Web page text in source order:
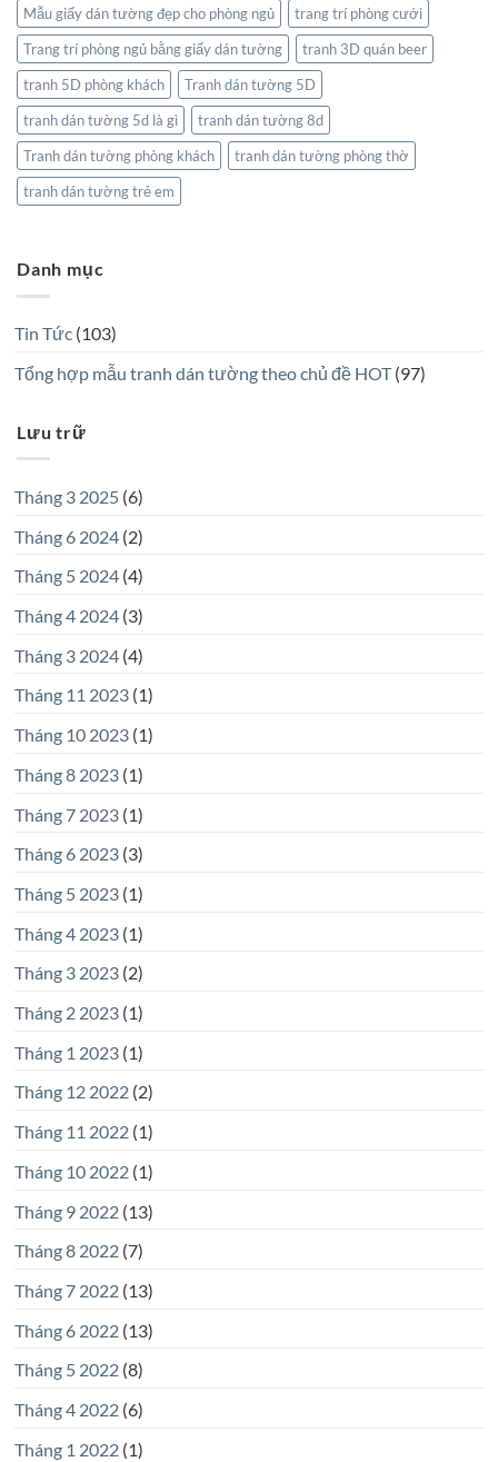
Mẫu giấy dán tường đẹp cho phòng ngủ
trang trí phòng cưới
Trang trí phòng ngủ bằng giấy dán tường
tranh 3D quán beer
tranh 5D phòng khách
Tranh dán tường 5D
tranh dán tường 5d là gì
tranh dán tường 8d
Tranh dán tường phòng khách
tranh dán tường phòng thờ
tranh dán tường trẻ em
Danh mục
Tin Tức(103)
Tổng hợp mẫu tranh dán tường theo chủ đề HOT(97)
Lưu trữ
Tháng 3 2025(6)
Tháng 6 2024(2)
Tháng 5 2024(4)
Tháng 4 2024(3)
Tháng 3 2024(4)
Tháng 11 2023(1)
Tháng 10 2023(1)
Tháng 8 2023(1)
Tháng 7 2023(1)
Tháng 6 2023(3)
Tháng 5 2023(1)
Tháng 4 2023(1)
Tháng 3 2023(2)
Tháng 2 2023(1)
Tháng 1 2023(1)
Tháng 12 2022(2)
Tháng 11 2022(1)
Tháng 10 2022(1)
Tháng 9 2022(13)
Tháng 8 2022(7)
Tháng 7 2022(13)
Tháng 6 2022(13)
Tháng 5 2022(8)
Tháng 4 2022(6)
Tháng 1 2022(1)